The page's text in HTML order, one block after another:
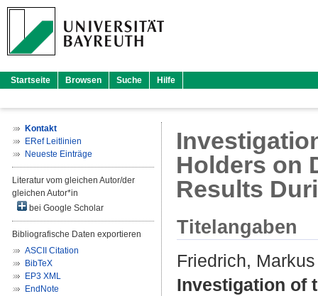
Startseite Browsen Suche Hilfe
Kontakt
ERef Leitlinien
Neueste Einträge
Literatur vom gleichen Autor/der
gleichen Autor*in
bei Google Scholar
Bibliografische Daten exportieren
ASCII Citation
BibTeX
EP3 XML
EndNote
Holders on
Results
Titelangaben
Friedrich, Markus
Investigation of